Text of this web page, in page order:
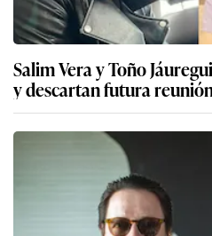
Salim Vera y Toño
y descartan futura